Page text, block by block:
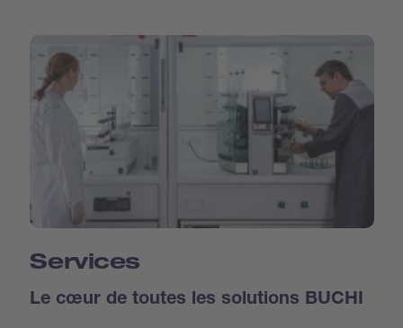
Services
Le cœur de toutes les solutions BUCHI